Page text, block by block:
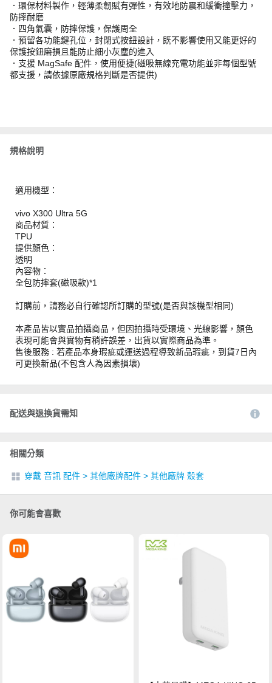
．環保材料製作，輕薄柔韌賦有彈性，有效地防震和緩衝撞擊力，
防摔耐磨
．四角氣囊，防摔保護，保護周全
．預留各功能鍵孔位，封閉式按鈕設計，既不影響使用又能更好的
保護按鈕磨損且能防止細小灰塵的進入
．支援 MagSafe 配件，使用便捷(磁吸無線充電功能並非每個型號
都支援，請依據原廠規格判斷是否提供)
規格說明
適用機型：
vivo X300 Ultra 5G
商品材質：
TPU
提供顏色：
透明
內容物：
全包防摔套(磁吸款)*1
訂購前，請務必自行確認所訂購的型號(是否與該機型相同)
本產品皆以實品拍攝商品，但因拍攝時受環境、光線影響，顏色
表現可能會與實物有稍許誤差，出貨以實際商品為準。
售後服務 : 若產品本身瑕疵或運送過程導致新品瑕疵，到貨7日內
可更換新品(不包含人為因素損壞)
配送與退換貨需知
相關分類
穿戴 音訊 配件 > 其他廠牌配件 > 其他廠牌 殼套
你可能會喜歡